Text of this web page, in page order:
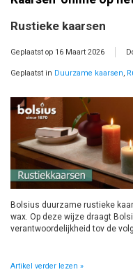
Rustieke kaarsen
Geplaatst op 16 Maart 2026
Geplaatst in Duurzame kaarsen,
Bolsius duurzame rustieke
wax. Op deze wijze draagt
verantwoordelijkheid tov de
Artikel verder lezen »